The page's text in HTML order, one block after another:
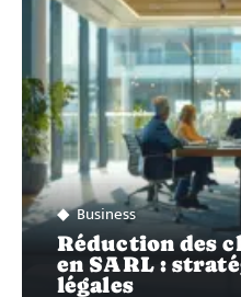
Business
Réduction des
en SARL :
légales